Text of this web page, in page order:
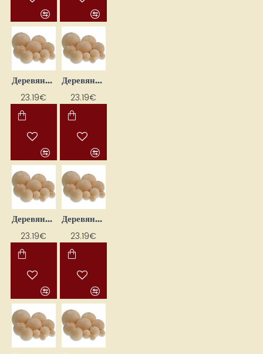
Деревянные бусины для нанизывания, 22 шт.
23.19€
Деревянные бусины для нанизывания, 4 шт.
23.19€
Деревянные бусины с отверстием для нанизывания (116 шт.)
23.19€
Деревянные бусины с отверстием для нанизывания (218 шт.)
23.19€